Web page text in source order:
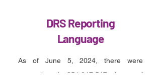
DRS Reporting
Language
As of June 5, 2024, there were
approximately 351,217,517 shares of